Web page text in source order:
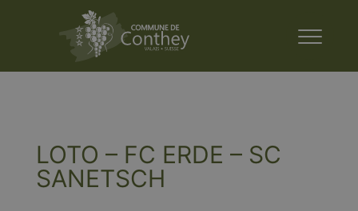
LOTO – FC ERDE – SC
SANETSCH